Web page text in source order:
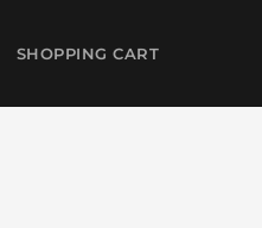
SHOPPING CART